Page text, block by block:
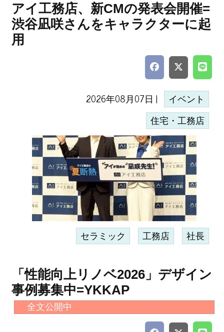
アイ工務店、新CMの発表会開催=
渋谷凪咲さんをキャラクターに起
用
2026年08月07日 | イベント
住宅・工務店
セラミック 工務店 社長
「性能向上リノベ2026」デザイン
事例募集中=YKKAP
全文公開中